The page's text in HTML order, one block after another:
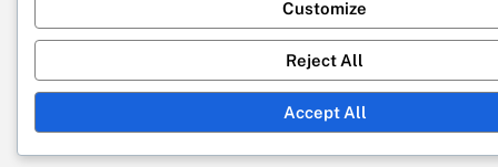
Customize
Reject All
Accept All